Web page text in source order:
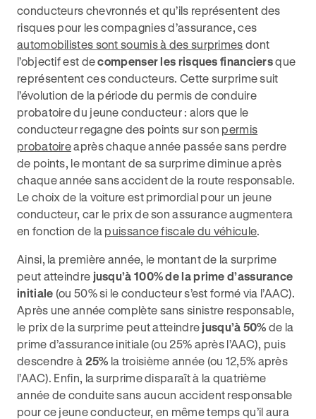
conducteurs chevronnés et qu’ils représentent des
risques pour les compagnies d’assurance, ces
automobilistes sont soumis à des surprimes dont
l’objectif est decompenser les risques financiersque
représentent ces conducteurs. Cette surprime suit
l’évolution de la période du permis de conduire
probatoire du jeune conducteur : alors que le
conducteur regagne des points sur son permis
probatoireaprès chaque année passée sans perdre
de points, le montant de sa surprime diminue après
chaque année sans accident de la route responsable.
Le choix de la voiture est primordial pour un jeune
conducteur, car le prix de son assurance augmentera
en fonction de la puissance fiscale du véhicule.
Ainsi, la première année, le montant de la surprime
peut atteindre jusqu’à 100% de la prime d’assurance
initiale (ou 50% si le conducteur s’est formé via l’AAC).
Après une année complète sans sinistre responsable,
le prix de la surprime peut atteindre jusqu’à 50% de la
prime d’assurance initiale (ou 25% après l’AAC), puis
descendre à 25% la troisième année (ou 12,5% après
l’AAC). Enfin, la surprime disparaît à la quatrième
année de conduite sans aucun accident responsable
pour ce jeune conducteur, en même temps qu’il aura